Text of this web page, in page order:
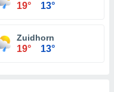
19° 13°
Zuidhorn
19° 13°